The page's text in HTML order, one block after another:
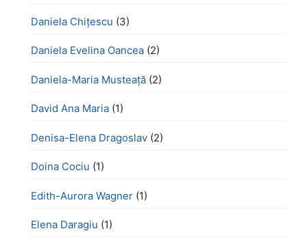
Daniela Chițescu (3)
Daniela Evelina Oancea (2)
Daniela-Maria Musteață (2)
David Ana Maria (1)
Denisa-Elena Dragoslav (2)
Doina Cociu (1)
Edith-Aurora Wagner (1)
Elena Daragiu (1)